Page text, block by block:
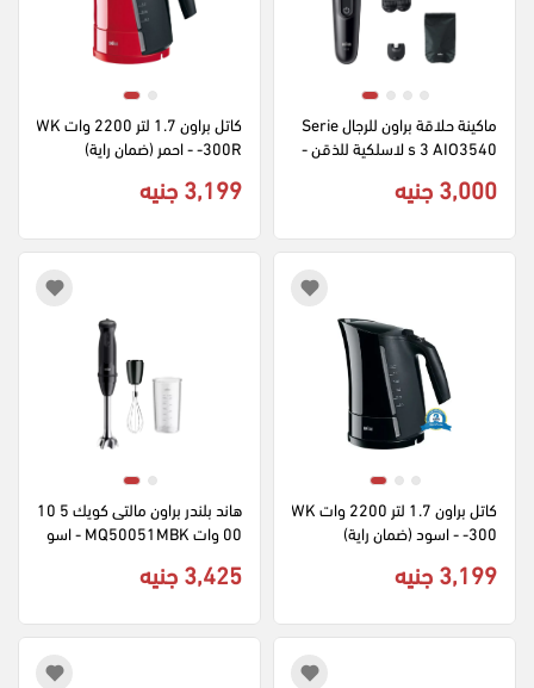
ماكينة حلاقة براون للرجال Serie
3,000 جنيه
كاتل براون 1.7 لتر 2200 وات WK
-300R - احمر (ضمان راية)
3,199 جنيه
كاتل براون 1.7 لتر 2200 وات WK
-300 - اسود (ضمان راية)
3,199 جنيه
هاند بلندر براون مالتى كويك 5 10
00 وات MQ50051MBK - اسو
3,425 جنيه